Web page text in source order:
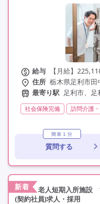
給与
【月給】
住所 栃木県足利市
最寄り駅 足利市、足
社会保険完備 訪問介護
夜勤なし
交通費支給
資格取得支援
簡単１分
質問する
新着
老人短期入所施設
(契約社員)求人・採用